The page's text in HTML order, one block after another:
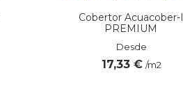
Cobertor Acuacober-I
PREMIUM
Desde
17,33 € /m2